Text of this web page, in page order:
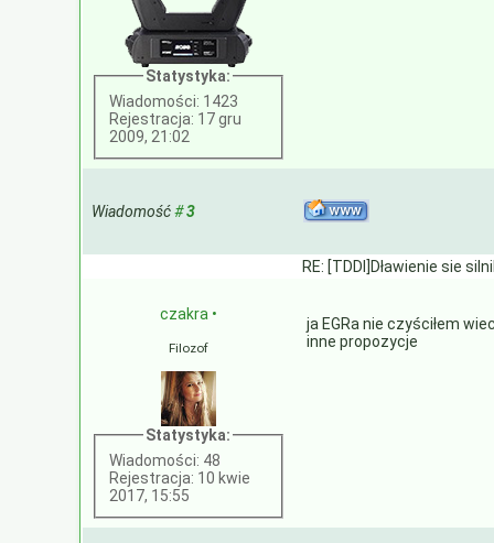
Statystyka:
Wiadomości: 1423
Rejestracja: 17 gru
2009, 21:02
Wiadomość#3
RE: [TDDI]Dławienie sie
czakra •
Filozof
Statystyka:
Wiadomości: 48
Rejestracja: 10 kwie
2017, 15:55
ja EGRa nie czyściłem
inne propozycje